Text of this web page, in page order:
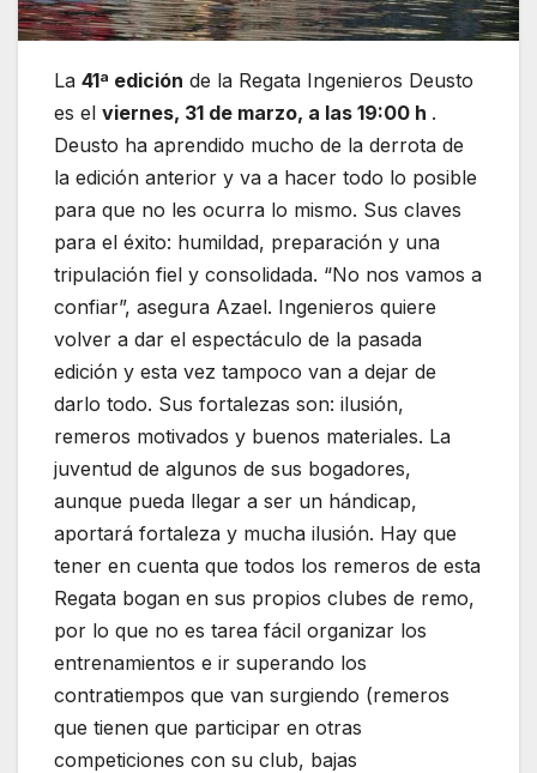
La 41ª edición de la Regata Ingenieros Deusto
es el viernes, 31 de marzo, a las 19:00 h .
Deusto ha aprendido mucho de la derrota de
la edición anterior y va a hacer todo lo posible
para que no les ocurra lo mismo. Sus claves
para el éxito: humildad, preparación y una
tripulación fiel y consolidada. “No nos vamos a
confiar”, asegura Azael. Ingenieros quiere
volver a dar el espectáculo de la pasada
edición y esta vez tampoco van a dejar de
darlo todo. Sus fortalezas son: ilusión,
remeros motivados y buenos materiales. La
juventud de algunos de sus bogadores,
aunque pueda llegar a ser un hándicap,
aportará fortaleza y mucha ilusión. Hay que
tener en cuenta que todos los remeros de esta
Regata bogan en sus propios clubes de remo,
por lo que no es tarea fácil organizar los
entrenamientos e ir superando los
contratiempos que van surgiendo (remeros
que tienen que participar en otras
competiciones con su club, bajas